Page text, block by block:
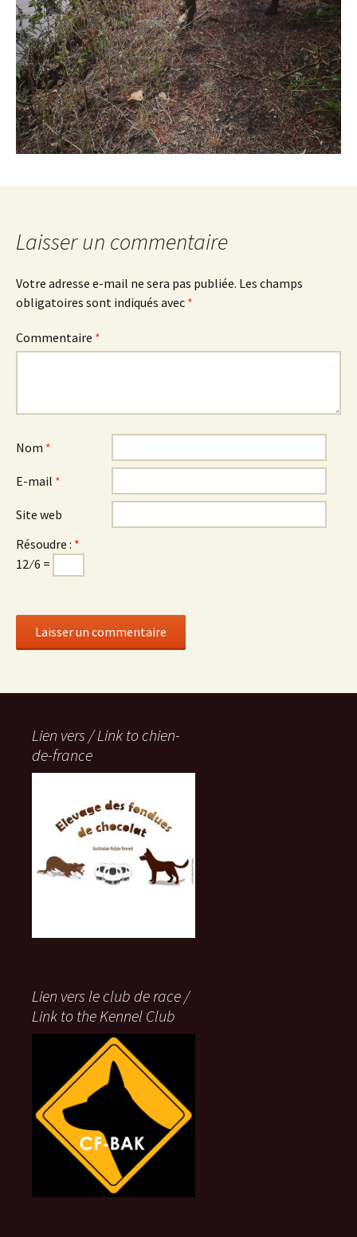
Laisser un commentaire
Votre adresse e-mail ne sera pas publiée. Les champs
obligatoires sont indiqués avec *
Commentaire *
Nom *
E-mail *
Site web
Résoudre : *
12 ⁄ 6 =
Lien vers / Link to chien-
de-france
Lien vers le club de race /
Link to the Kennel Club